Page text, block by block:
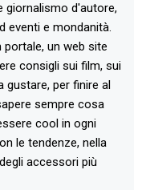
giornalismo d'autore,
eventi e mondanità.
portale, un web site
consigli sui film, sui
gustare, per finire al
sempre cosa
cool in ogni
le tendenze, nella
accessori più